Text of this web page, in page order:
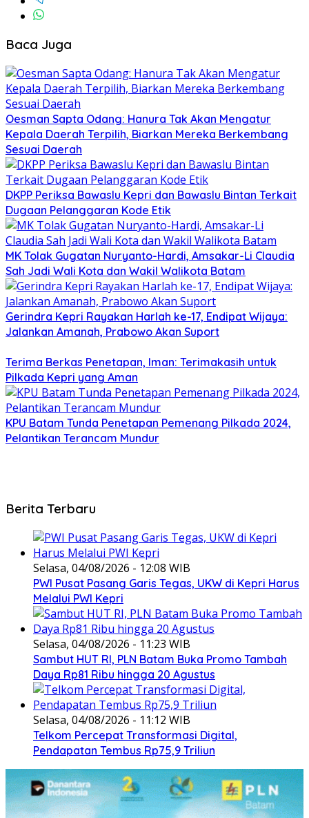
Baca Juga
Oesman Sapta Odang: Hanura Tak Akan Mengatur
Kepala Daerah Terpilih, Biarkan Mereka Berkembang
Sesuai Daerah
DKPP Periksa Bawaslu Kepri dan Bawaslu Bintan Terkait
Dugaan Pelanggaran Kode Etik
MK Tolak Gugatan Nuryanto-Hardi, Amsakar-Li Claudia
Sah Jadi Wali Kota dan Wakil Walikota Batam
Gerindra Kepri Rayakan Harlah ke-17, Endipat Wijaya:
Jalankan Amanah, Prabowo Akan Suport
Terima Berkas Penetapan, Iman: Terimakasih untuk
Pilkada Kepri yang Aman
KPU Batam Tunda Penetapan Pemenang Pilkada 2024,
Pelantikan Terancam Mundur
Berita Terbaru
Selasa, 04/08/2026 - 12:08 WIB
PWI Pusat Pasang Garis Tegas, UKW di Kepri Harus
Melalui PWI Kepri
Selasa, 04/08/2026 - 11:23 WIB
Sambut HUT RI, PLN Batam Buka Promo Tambah
Daya Rp81 Ribu hingga 20 Agustus
Selasa, 04/08/2026 - 11:12 WIB
Telkom Percepat Transformasi Digital,
Pendapatan Tembus Rp75,9 Triliun